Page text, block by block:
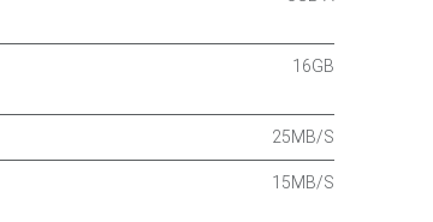
16GB
25MB/S
15MB/S